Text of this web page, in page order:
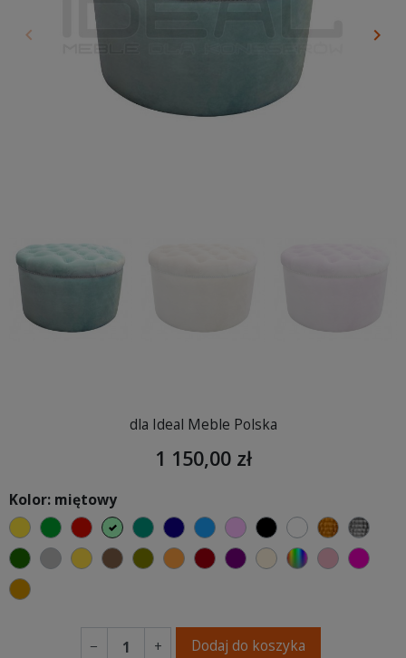
Poprzedni
keyboard_arrow_left keyboard_arrow_right
dla Ideal Meble Polska
1 150,00 zł
Kolor: miętowy
żółtyzielonyczerwony
miętowyturkusowygranatowyniebieski
różowyczarnybiałyzłoty
butelkowa zieleń
szarymusztardowy
brązowyoliwkowypomarańczowy
bordowyfioletowa purpura
ecru beżowy
wybór koloru
brudny
koniakowy
− + Dodaj do koszyka